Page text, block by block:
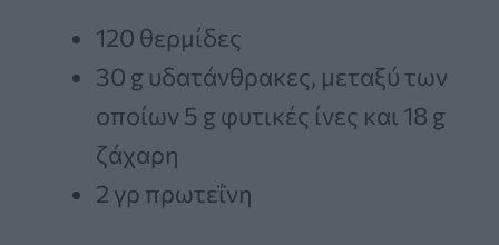
120 θερμίδες
30 g υδατάνθρακες, μεταξύ των
οποίων 5 g φυτικές ίνες και 18 g
ζάχαρη
2 γρ πρωτεΐνη